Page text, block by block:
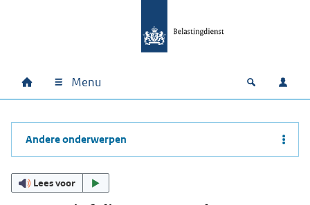
Hoofdnavigatie
Home Menu Open
Andere onderwerpen
Lees voor